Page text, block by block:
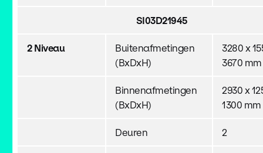
SI03D21945
2 Niveau
Buitenafmetingen
(BxDxH)
3280 x
3670 mm
Binnenafmetingen
(BxDxH)
2930 x
1300
Deuren 2